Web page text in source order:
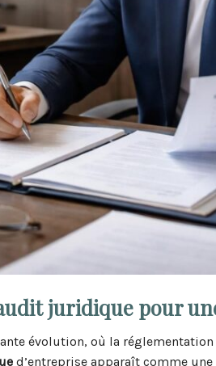
juridique pour
évolution, où la
d’entreprise apparaît comme